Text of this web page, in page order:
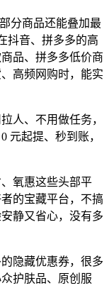
分商品还能叠加最
抖音、拼多多的高
品、拼多多低价商
高频网购时，能实
人、不用做任务，
元起提、秒到账，
氧惠这些头部平
的宝藏平台，不搞
静又省心，没有多
隐藏优惠券，很多
护肤品、原创服